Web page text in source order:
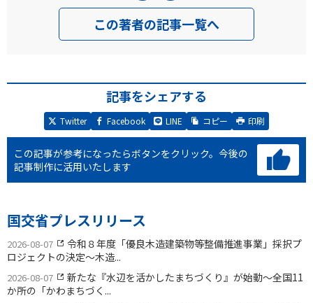
この著者の記事一覧へ
記事をシェアする
Twitter Facebook LINE コピー 印刷
この記事が参考になったらボタンをクリック。 今後の
記事制作に活用いたします
国交省プレスリリース
2026-08-07
令和８年度「優良木造建築物等整備推進事業」採択プ
ロジェクトの決定〜木造...
2026-08-07
新たな『水辺を活かしたまちづくり』が始動〜全国11
か所の「かわまちづく...